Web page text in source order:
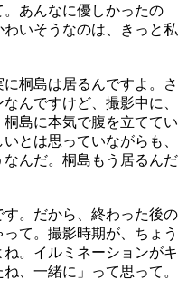
。あんなに優しかったの
いそうなのは、きっと私
桐島は居るんですよ。さ
んですけど、撮影中に、
島に本気で腹を立ててい
とは思っていながらも、
んだ。桐島もう居るんだ
。だから、終わった後の
て。撮影時期が、ちょう
。イルミネーションがキ
、一緒に」って思って。